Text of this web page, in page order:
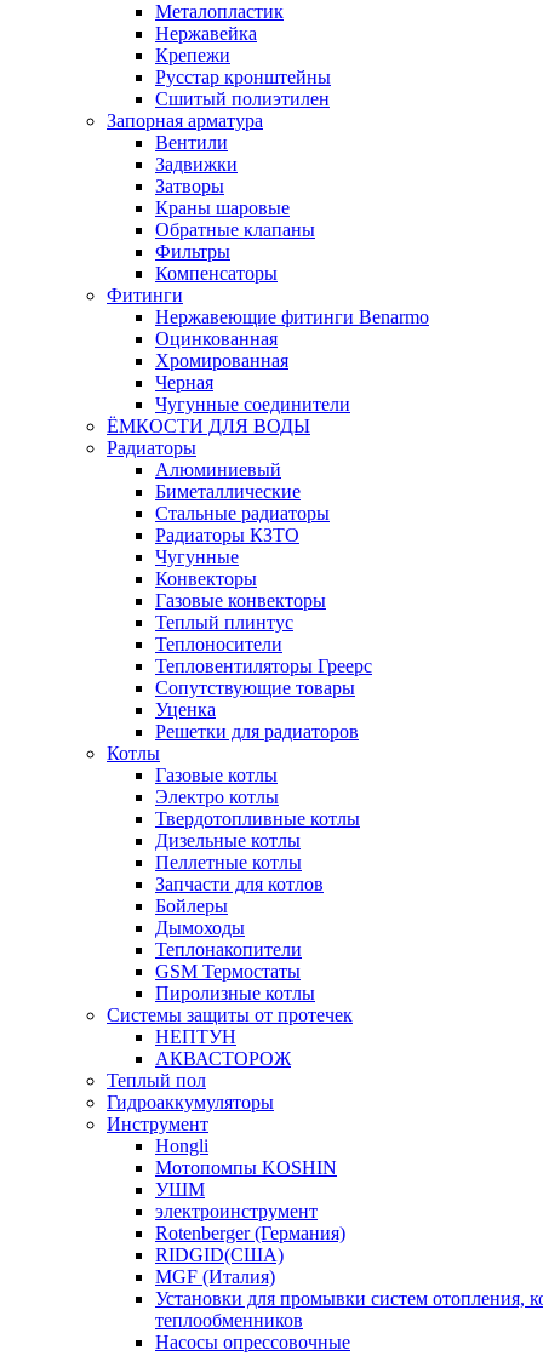
Металопластик
Нержавейка
Крепежи
Русстар кронштейны
Сшитый полиэтилен
Запорная арматура
Вентили
Задвижки
Затворы
Краны шаровые
Обратные клапаны
Фильтры
Компенсаторы
Фитинги
Нержавеющие фитинги Benarmo
Оцинкованная
Хромированная
Черная
Чугунные соединители
ЁМКОСТИ ДЛЯ ВОДЫ
Радиаторы
Алюминиевый
Биметаллические
Стальные радиаторы
Радиаторы КЗТО
Чугунные
Конвекторы
Газовые конвекторы
Теплый плинтус
Теплоносители
Тепловентиляторы Греерс
Сопутствующие товары
Уценка
Решетки для радиаторов
Котлы
Газовые котлы
Электро котлы
Твердотопливные котлы
Дизельные котлы
Пеллетные котлы
Запчасти для котлов
Бойлеры
Дымоходы
Теплонакопители
GSM Термостаты
Пиролизные котлы
Системы защиты от протечек
НЕПТУН
АКВАСТОРОЖ
Теплый пол
Гидроаккумуляторы
Инструмент
Hongli
Мотопомпы KOSHIN
УШМ
электроинструмент
Rotenberger (Германия)
RIDGID(США)
MGF (Италия)
Установки для промывки систем отопления,
теплообменников
Насосы опрессовочные